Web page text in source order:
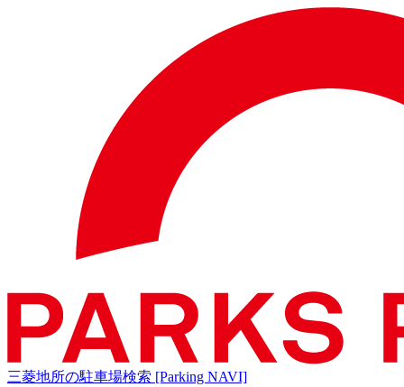
三菱地所の駐車場検索 [Parking NAVI]